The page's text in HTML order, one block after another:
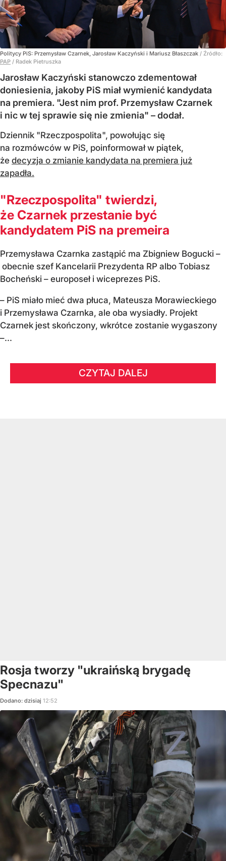
Politycy PiS: Przemysław Czarnek, Jarosław Kaczyński i Mariusz Błaszczak / Źródło:
PAP / Radek Pietruszka
Jarosław Kaczyński stanowczo zdementował
doniesienia, jakoby PiS miał wymienić kandydata
na premiera. "Jest nim prof. Przemysław Czarnek
i nic w tej sprawie się nie zmienia" – dodał.
Dziennik "Rzeczpospolita", powołując się
na rozmówców w PiS, poinformował w piątek,
że decyzja o zmianie kandydata na premiera już
zapadła.
"Rzeczpospolita" twierdzi,
że Czarnek przestanie być
kandydatem PiS na premeira
Przemysława Czarnka zastąpić ma Zbigniew Bogucki –
obecnie szef Kancelarii Prezydenta RP albo Tobiasz
Bocheński – europoseł i wiceprezes PiS.
– PiS miało mieć dwa płuca, Mateusza Morawieckiego
i Przemysława Czarnka, ale oba wysiadły. Projekt
Czarnek jest skończony, wkrótce zostanie wygaszony
–...
CZYTAJ DALEJ
Rosja tworzy "ukraińską brygadę
Specnazu"
Dodano: dzisiaj 12:52